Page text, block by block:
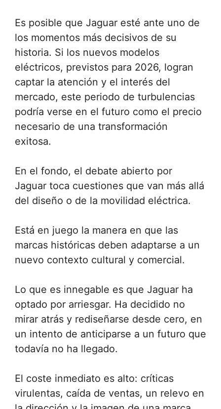
Es posible que Jaguar esté ante uno de
los momentos más decisivos de su
historia. Si los nuevos modelos
eléctricos, previstos para 2026, logran
captar la atención y el interés del
mercado, este periodo de turbulencias
podría verse en el futuro como el precio
necesario de una transformación
exitosa.
En el fondo, el debate abierto por
Jaguar toca cuestiones que van más allá
del diseño o de la movilidad eléctrica.
Está en juego la manera en que las
marcas históricas deben adaptarse a un
nuevo contexto cultural y comercial.
Lo que es innegable es que Jaguar ha
optado por arriesgar. Ha decidido no
mirar atrás y rediseñarse desde cero, en
un intento de anticiparse a un futuro que
todavía no ha llegado.
El coste inmediato es alto: críticas
virulentas, caída de ventas, un relevo en